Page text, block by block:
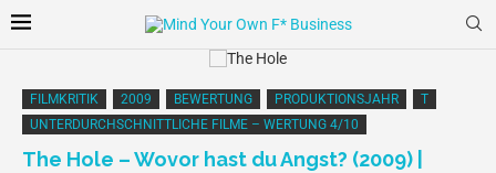
FILMKRITIK 2009 BEWERTUNG PRODUKTIONSJAHR
T
UNTERDURCHSCHNITTLICHE FILME – WERTUNG 4/10
The Hole – Wovor hast du Angst? (2009) |